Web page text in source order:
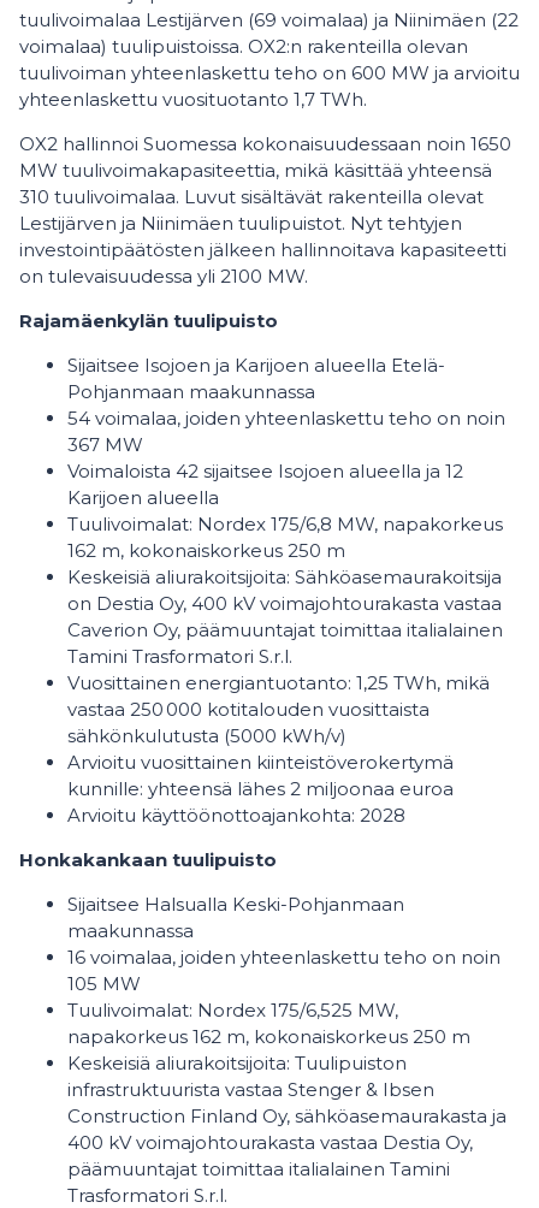
tuulivoimalaa Lestijärven (69 voimalaa) ja Niinimäen (22
voimalaa) tuulipuistoissa. OX2:n rakenteilla olevan
tuulivoiman yhteenlaskettu teho on 600 MW ja arvioitu
yhteenlaskettu vuosituotanto 1,7 TWh.
OX2 hallinnoi Suomessa kokonaisuudessaan noin 1650
MW tuulivoimakapasiteettia, mikä käsittää yhteensä
310 tuulivoimalaa. Luvut sisältävät rakenteilla olevat
Lestijärven ja Niinimäen tuulipuistot. Nyt tehtyjen
investointipäätösten jälkeen hallinnoitava kapasiteetti
on tulevaisuudessa yli 2100 MW.
Rajamäenkylän tuulipuisto
Sijaitsee Isojoen ja Karijoen alueella Etelä-
Pohjanmaan maakunnassa
54 voimalaa, joiden yhteenlaskettu teho on noin
367 MW
Voimaloista 42 sijaitsee Isojoen alueella ja 12
Karijoen alueella
Tuulivoimalat: Nordex 175/6,8 MW, napakorkeus
162 m, kokonaiskorkeus 250 m
Keskeisiä aliurakoitsijoita: Sähköasemaurakoitsija
on Destia Oy, 400 kV voimajohtourakasta vastaa
Caverion Oy, päämuuntajat toimittaa italialainen
Tamini Trasformatori S.r.l.
Vuosittainen energiantuotanto: 1,25 TWh, mikä
vastaa 250 000 kotitalouden vuosittaista
sähkönkulutusta (5000 kWh/v)
Arvioitu vuosittainen kiinteistöverokertymä
kunnille: yhteensä lähes 2 miljoonaa euroa
Arvioitu käyttöönottoajankohta: 2028
Honkakankaan tuulipuisto
Sijaitsee Halsualla Keski-Pohjanmaan
maakunnassa
16 voimalaa, joiden yhteenlaskettu teho on noin
105 MW
Tuulivoimalat: Nordex 175/6,525 MW,
napakorkeus 162 m, kokonaiskorkeus 250 m
Keskeisiä aliurakoitsijoita: Tuulipuiston
infrastruktuurista vastaa Stenger & Ibsen
Construction Finland Oy, sähköasemaurakasta ja
400 kV voimajohtourakasta vastaa Destia Oy,
päämuuntajat toimittaa italialainen Tamini
Trasformatori S.r.l.